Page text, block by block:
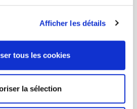
Afficher les détails
tous les cookies
la sélection
européenne